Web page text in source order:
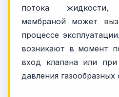
потока
мембраной может
процессе
возникают в момент
вход клапана или
давления газообразных